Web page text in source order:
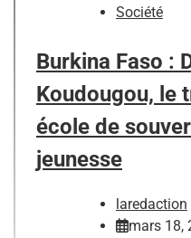
Société
Burkina Faso :
Koudougou, le
école de
jeunesse
laredaction
mars 18,